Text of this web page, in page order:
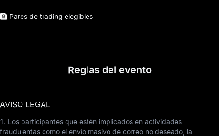
Pares de trading elegibles
Reglas del evento
AVISO LEGAL
1. Los participantes que estén implicados en actividades
fraudulentas como el envío masivo de correo no deseado, la